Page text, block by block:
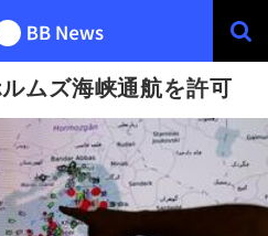
ムズ海峡通航を許可